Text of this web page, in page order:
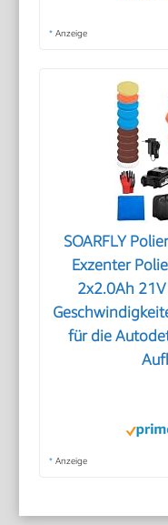
* Anzeige
SOARFLY
Exzenter
2x2.0Ah
für die
* Anzeige